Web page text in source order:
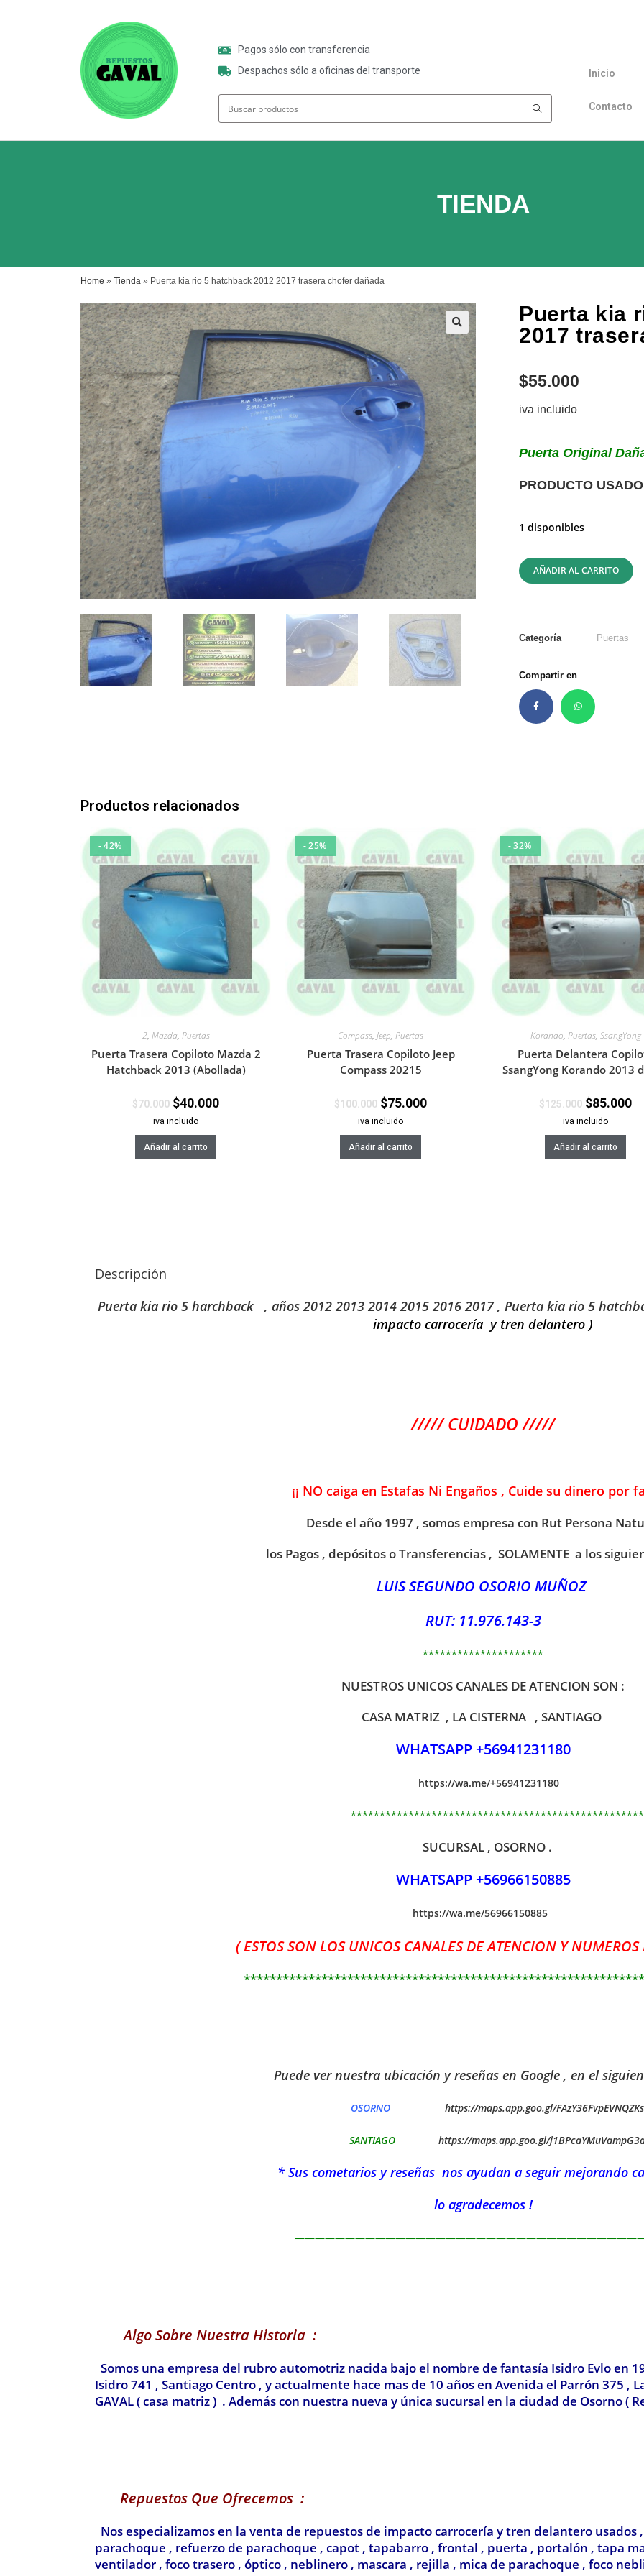
Pagos sólo con transferencia
Despachos sólo a oficinas del transporte
Inicio
Contacto
TIENDA
Home » Tienda » Puerta kia rio 5 hatchback 2012 2017 trasera chofer dañada
Puerta kia
2017
$55.000
iva incluido
Puerta Original
PRODUCTO
1 disponibles
AÑADIR AL CARRITO
Categoría Puertas
Compartir en
Productos relacionados
- 42%
2, Mazda, Puertas
Puerta Trasera Copiloto Mazda 2
Hatchback 2013 (Abollada)
$70.000 $40.000
iva incluido
Añadir al carrito
- 25%
Compass, Jeep, Puertas
Puerta Trasera Copiloto Jeep
Compass 20215
$100.000 $75.000
iva incluido
Añadir al carrito
- 32%
Korando, Puertas, SsangYong
Puerta Delantera
SsangYong Korando 2013
$125.000 $85.000
iva incluido
Añadir al carrito
Descripción
Puerta kia rio 5 harchback , años 2012 2013 2014 2015 2016 2017 , Puerta kia rio 5
impacto carrocería y tren delantero )
///// CUIDADO /////
¡¡ NO caiga en Estafas Ni Engaños , Cuide su dinero por
Desde el año 1997 , somos empresa con Rut Persona
los Pagos , depósitos o Transferencias , SOLAMENTE a los
LUIS SEGUNDO OSORIO MUÑOZ
RUT: 11.976.143-3
*********************
NUESTROS UNICOS CANALES DE ATENCION SON :
CASA MATRIZ , LA CISTERNA , SANTIAGO
WHATSAPP +56941231180
https://wa.me/+56941231180
SUCURSAL , OSORNO .
WHATSAPP +56966150885
https://wa.me/56966150885
( ESTOS SON LOS UNICOS CANALES DE ATENCION Y
Puede ver nuestra ubicación y reseñas en Google , en el
OSORNO https://maps.app.goo.gl/
SANTIAGO https://maps.app.goo.gl/
* Sus cometarios y reseñas nos ayudan a seguir mejorando
lo agradecemos !
Algo Sobre Nuestra Historia :
Somos una empresa del rubro automotriz nacida bajo el nombre de fantasía Isidro Evlo en
Isidro 741 , Santiago Centro , y actualmente hace mas de 10 años en Avenida el Parrón 375 ,
GAVAL ( casa matriz ) . Además con nuestra nueva y única sucursal en la ciudad de Osorno (
Repuestos Que Ofrecemos :
Nos especializamos en la venta de repuestos de impacto carrocería y tren delantero
parachoque , refuerzo de parachoque , capot , tapabarro , frontal , puerta , portalón , tapa
ventilador , foco trasero , óptico , neblinero , mascara , rejilla , mica de parachoque , foco